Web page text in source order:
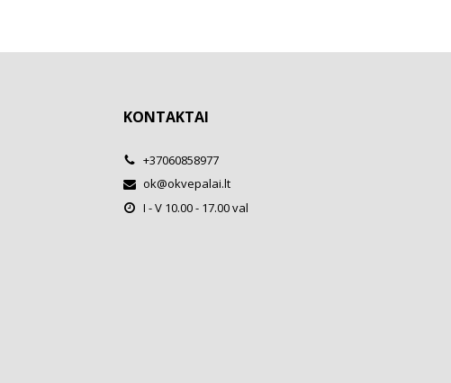
KONTAKTAI
+37060858977
ok@okvepalai.lt
I - V 10.00 - 17.00 val